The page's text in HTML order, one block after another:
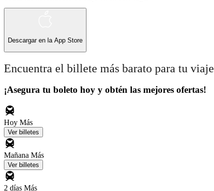
Descargar en la App Store
Encuentra el billete más barato para tu viaje
¡Asegura tu boleto hoy y obtén las mejores ofertas!
Hoy Más
Ver billetes
Mañana Más
Ver billetes
2 días Más